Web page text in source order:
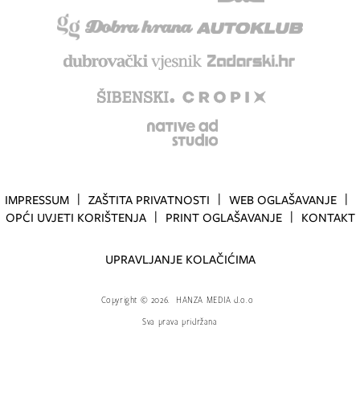
IMPRESSUM ZAŠTITA PRIVATNOSTI
WEB OGLAŠAVANJE
OPĆI UVJETI KORIŠTENJA
PRINT OGLAŠAVANJE KONTAKT
UPRAVLJANJE KOLAČIĆIMA
Copyright © 2026.
HANZA MEDIA d.o.o
Sva prava pridržana